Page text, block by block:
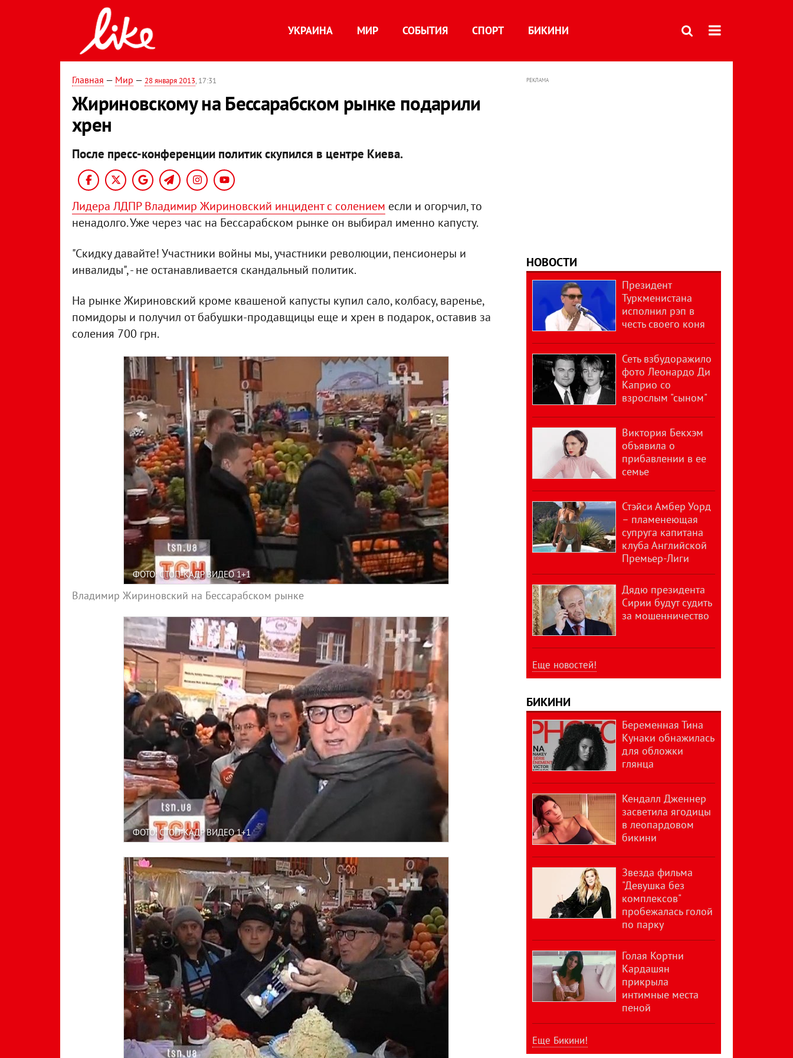
УКРАИНА МИР СОБЫТИЯ СПОРТ БИКИНИ
Главная — Мир — 28 января 2013, 17:31
Жириновскому на Бессарабском рынке подарили
хрен
После пресс-конференции политик скупился в центре Киева.
Лидера ЛДПР Владимир Жириновский инцидент с солением если и огорчил, то
ненадолго. Уже через час на Бессарабском рынке он выбирал именно капусту.
"Скидку давайте! Участники войны мы, участники революции, пенсионеры и
инвалиды", - не останавливается скандальный политик.
На рынке Жириновский кроме квашеной капусты купил сало, колбасу, варенье,
помидоры и получил от бабушки-продавщицы еще и хрен в подарок, оставив за
соления 700 грн.
ФОТО: СТОП-КАДР ВИДЕО 1+1
Владимир Жириновский на Бессарабском рынке
ФОТО: СТОП-КАДР ВИДЕО 1+1
РЕКЛАМА
НОВОСТИ
Президент
Туркменистана
исполнил рэп в
честь своего коня
Сеть взбудоражило
фото Леонардо Ди
Каприо со
взрослым "сыном"
Виктория Бекхэм
объявила о
прибавлении в ее
семье
Стэйси Амбер Уорд
– пламенеющая
супруга капитана
клуба Английской
Премьер-Лиги
Дядю президента
Сирии будут судить
за мошенничество
Еще новостей!
БИКИНИ
Беременная Тина
Кунаки обнажилась
для обложки
глянца
Кендалл Дженнер
засветила ягодицы
в леопардовом
бикини
Звезда фильма
"Девушка без
комплексов"
пробежалась голой
по парку
Голая Кортни
Кардашян
прикрыла
интимные места
пеной
Еще Бикини!